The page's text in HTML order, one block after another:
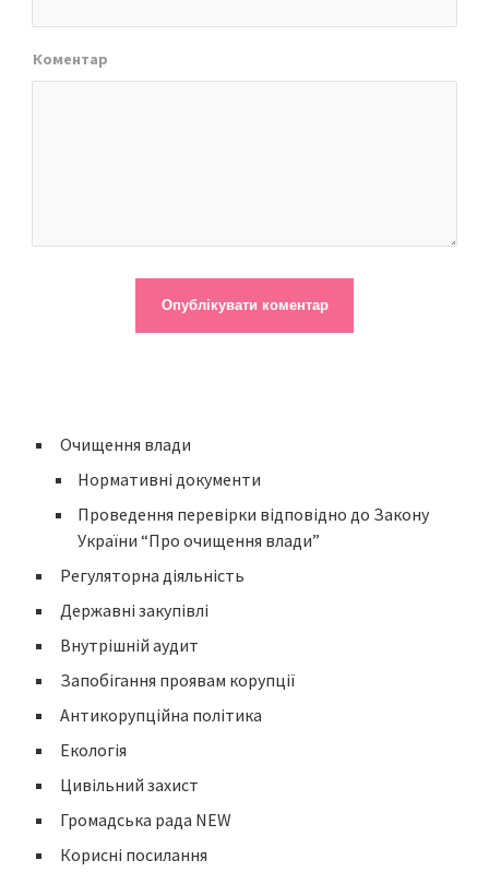
Коментар
Очищення влади
Нормативні документи
Проведення перевірки відповідно до Закону
України “Про очищення влади”
Регуляторна діяльність
Державні закупівлі
Внутрішній аудит
Запобігання проявам корупції
Антикорупційна політика
Екологія
Цивільний захист
Громадська рада NEW
Корисні посилання